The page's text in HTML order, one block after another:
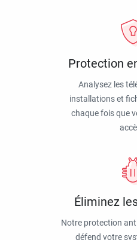
Protection
Analysez les
installations et
chaque fois que
Éliminez
Notre protection
défend votre